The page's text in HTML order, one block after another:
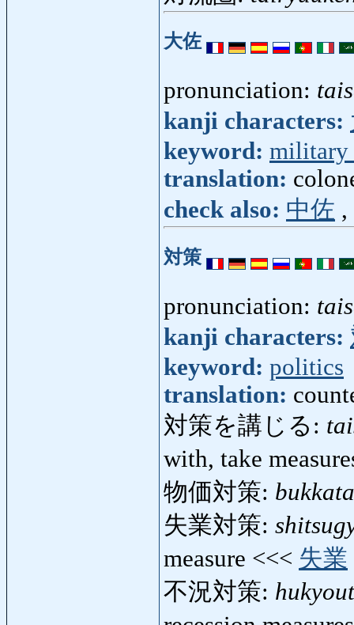
大佐
pronunciation:
kanji characters:
keyword: military
translation:
check also: 中佐 ,
対策
pronunciation:
kanji characters:
keyword: politics
translation:
対策を講じる:
with, take
物価対策:
失業対策:
measure <<< 失業
不況対策: